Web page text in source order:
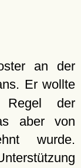
an der
Er wollte
der
aber von
wurde.